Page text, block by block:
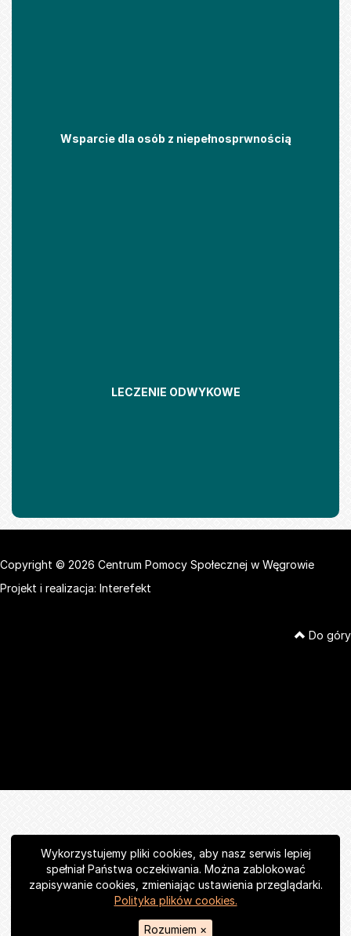
Wykorzystujemy pliki cookies, aby nasz serwis lepiej
spełniał Państwa oczekiwania. Można zablokować
zapisywanie cookies, zmieniając ustawienia przeglądarki.
Polityka plików cookies.
Rozumiem ×
Wsparcie dla osób z niepełnosprwnością
LECZENIE ODWYKOWE
Copyright © 2026 Centrum Pomocy Społecznej w Węgrowie
Projekt i realizacja: Interefekt
Do góry